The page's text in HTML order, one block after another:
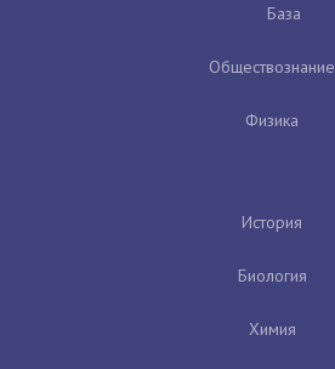
База
Обществознание
Физика
История
Биология
Химия